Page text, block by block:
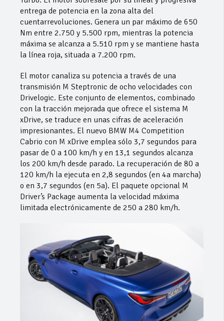
entrega de potencia en la zona alta del
cuentarrevoluciones. Genera un par máximo de 650
Nm entre 2.750 y 5.500 rpm, mientras la potencia
máxima se alcanza a 5.510 rpm y se mantiene hasta
la línea roja, situada a 7.200 rpm.
El motor canaliza su potencia a través de una
transmisión M Steptronic de ocho velocidades con
Drivelogic. Este conjunto de elementos, combinado
con la tracción mejorada que ofrece el sistema M
xDrive, se traduce en unas cifras de aceleración
impresionantes. El nuevo BMW M4 Competition
Cabrio con M xDrive emplea sólo 3,7 segundos para
pasar de 0 a 100 km/h y en 13,1 segundos alcanza
los 200 km/h desde parado. La recuperación de 80 a
120 km/h la ejecuta en 2,8 segundos (en 4a marcha)
o en 3,7 segundos (en 5a). El paquete opcional M
Driver’s Package aumenta la velocidad máxima
limitada electrónicamente de 250 a 280 km/h.